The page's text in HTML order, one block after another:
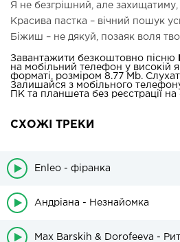
Я не безгрішний, але
Красива пастка – вічний пошук
Біжиш – не дякуй, позаяк воля
Завантажити безкоштовно пісню
на мобільний телефон у високій
форматі, розміром 8.77 Mb.
Залишайся з мобільного
ПК та планшета без реєстрації на
СХОЖІ ТРЕКИ
Enleo - фіранка
Андріана - Незнайомка
Max Barskih & Dorofeeva -